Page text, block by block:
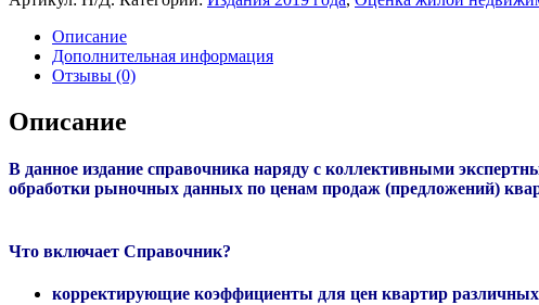
Описание
Дополнительная информация
Отзывы (0)
Описание
В данное издание справочника наряду с коллективными
обработки рыночных данных по ценам продаж (предложений)
Что включает Справочник?
корректирующие коэффициенты для цен квартир различных